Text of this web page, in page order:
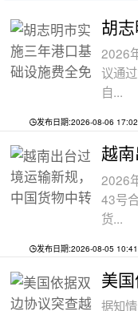
2026
议通
自...
发布日期:2026-08-06
2026
43号
货...
发布日期:2026-08-05
据知